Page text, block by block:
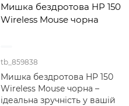
Мишка бездротова HP 150
Wireless Mouse чорна
tb_859838
Мишка бездротова HP 150
Wireless Mouse чорна –
ідеальна зручність у вашій